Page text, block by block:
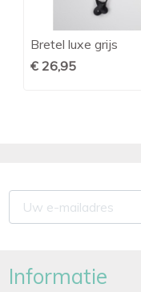

Bretel luxe grijs
€ 26,95
Informatie